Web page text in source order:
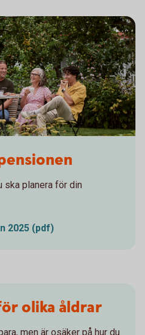
ska planera för din
2025 (pdf)
olika åldrar
men är osäker på hur du